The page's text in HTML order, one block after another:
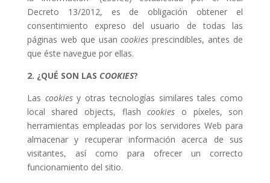
Decreto 13/2012, es de obligación obtener el
consentimiento expreso del usuario de todas las
páginas web que usancookiesprescindibles, antes de
que éste navegue por ellas.
2. ¿QUÉ SON LAS COOKIES?
Las cookiesy otras tecnologías similares tales como
local shared objects, flashcookies o píxeles, son
herramientas empleadas por los servidores Web para
almacenar y recuperar información acerca de sus
visitantes, así como para ofrecer un correcto
funcionamiento del sitio.